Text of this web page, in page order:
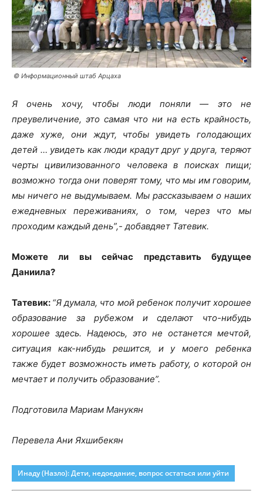
©️ Информационный штаб Арцаха
Я очень хочу, чтобы люди поняли — это не
преувеличение, это самая что ни на есть крайность,
даже хуже, они ждут, чтобы увидеть голодающих
детей … увидеть как люди крадут друг у друга, теряют
черты цивилизованного человека в поисках пищи;
возможно тогда они поверят тому, что мы им говорим,
мы ничего не выдумываем. Мы рассказываем о наших
ежедневных переживаниях, о том, через что мы
проходим каждый день”,- добавдяет Татевик.
Можете ли вы сейчас представить будущее
Даниила?
Татевик: “Я думала, что мой ребенок получит хорошее
образование за рубежом и сделают что-нибудь
хорошее здесь. Надеюсь, это не останется мечтой,
ситуация как-нибудь решится, и у моего ребенка
также будет возможность иметь работу, о которой он
мечтает и получить образование”.
Подготовила Мариам Манукян
Перевела Ани Яхшибекян
Инаду (Назло): Дети, недоедание, вопрос остаться или уйти